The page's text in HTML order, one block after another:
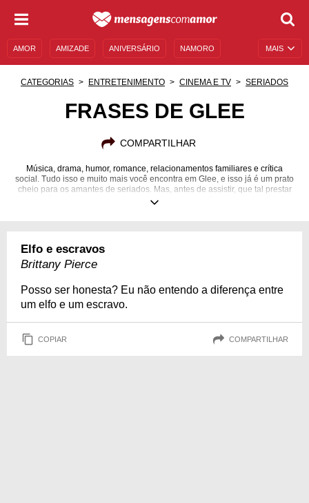
MAIS
AMOR AMIZADE ANIVERSÁRIO NAMORO
CATEGORIAS ENTRETENIMENTO CINEMA E TV SERIADOS
FRASES DE GLEE
COMPARTILHAR
Música, drama, humor, romance, relacionamentos familiares e crítica
social. Tudo isso e muito mais você encontra em Glee, e isso já é um prato
cheio para os amantes de seriados. Mas, antes de assistir, que tal prestar
atenção no que os personagens andam dizendo? Vem com a gente!
Elfo e escravos
Brittany Pierce
Posso ser honesta? Eu não entendo a diferença entre
um elfo e um escravo.
COPIAR COMPARTILHAR